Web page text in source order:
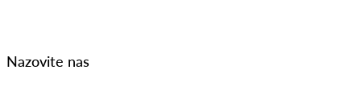
Nazovite nas